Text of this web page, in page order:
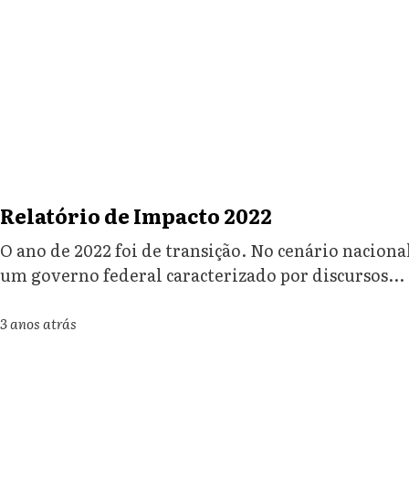
Relatório de Impacto 2022
O ano de 2022 foi de transição. No cenário
um governo federal caracterizado por discursos...
3 anos atrás